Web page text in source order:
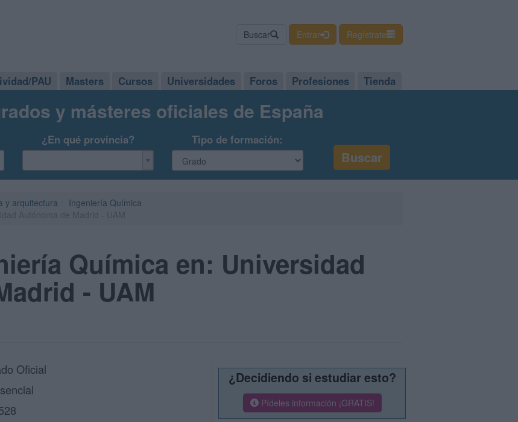
Buscar Entrar Regístrate
PAU Masters Cursos Universidades Foros Profesiones Tienda
y másteres oficiales de España
¿En qué provincia? Tipo de formación:
y arquitectura
Ingeniería Química
Química en: Universidad
- UAM
Oficial
¿Decidiendo si estudiar esto?
Pídeles información ¡GRATIS!